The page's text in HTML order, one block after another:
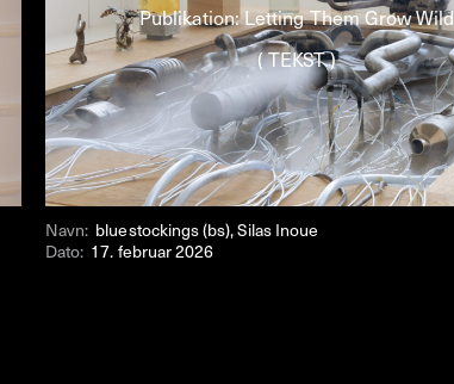
Publikation: Letting Them Grow Wild
( TEKST )
Navn: bluestockings (bs), Silas Inoue
Dato: 17. februar 2026